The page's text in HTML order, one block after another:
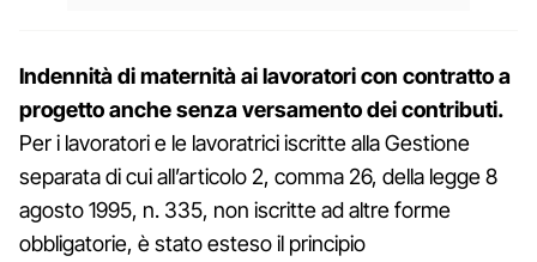
Indennità di maternità ai lavoratori con contratto a
progetto anche senza versamento dei contributi.
Per i lavoratori e le lavoratrici iscritte alla Gestione
separata di cui all’articolo 2, comma 26, della legge 8
agosto 1995, n. 335, non iscritte ad altre forme
obbligatorie, è stato esteso il principio